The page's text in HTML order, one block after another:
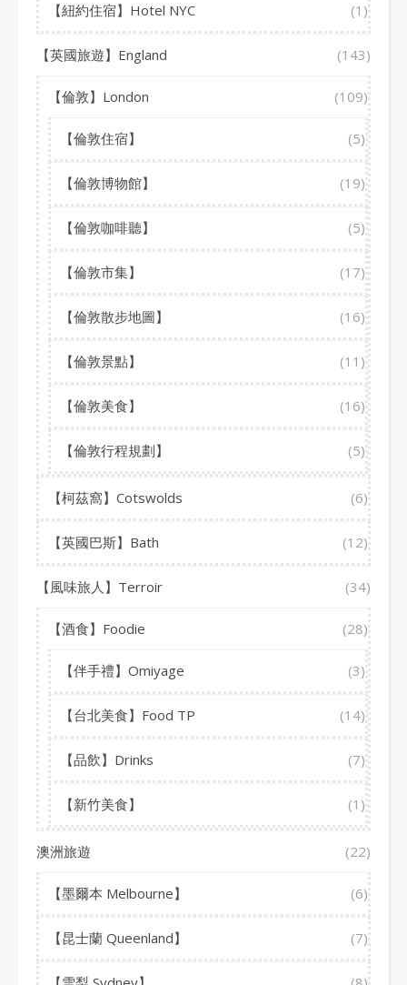
【紐約住宿】Hotel NYC (1)
【英國旅遊】England (143)
【倫敦】London (109)
【倫敦住宿】 (5)
【倫敦博物館】 (19)
【倫敦咖啡聽】 (5)
【倫敦市集】 (17)
【倫敦散步地圖】 (16)
【倫敦景點】 (11)
【倫敦美食】 (16)
【倫敦行程規劃】 (5)
【柯茲窩】Cotswolds (6)
【英國巴斯】Bath (12)
【風味旅人】Terroir (34)
【酒食】Foodie (28)
【伴手禮】Omiyage (3)
【台北美食】Food TP (14)
【品飲】Drinks (7)
【新竹美食】 (1)
澳洲旅遊 (22)
【墨爾本 Melbourne】 (6)
【昆士蘭 Queenland】 (7)